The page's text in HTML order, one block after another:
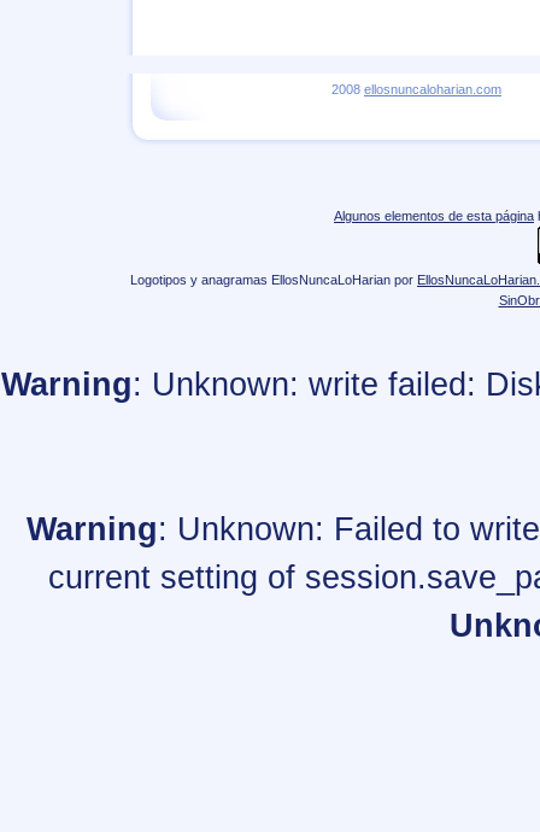
2008 ellosnuncaloharian.com
Algunos elementos de esta página
Logotipos y anagramas EllosNuncaLoHarian por
Warning: Unknown: write failed:
Warning: Unknown: Failed to
current setting of